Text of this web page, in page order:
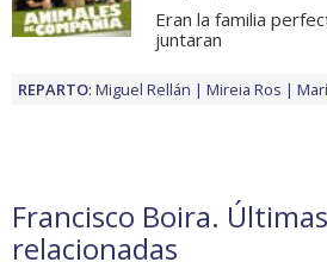
Eran la familia
juntaran
REPARTO: Miguel Rellán Mireia Ros
Francisco Boira.
relacionadas